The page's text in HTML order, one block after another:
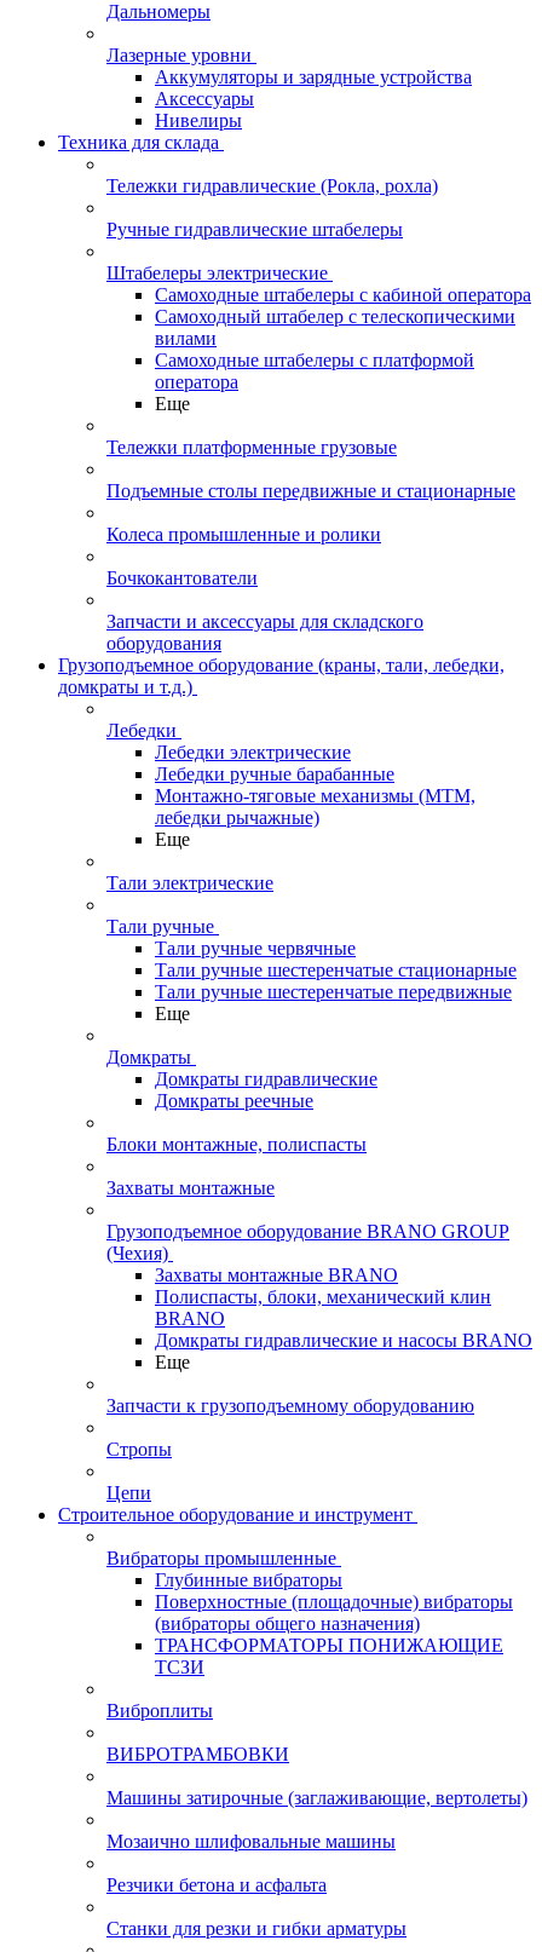
Дальномеры
Лазерные уровни
Аккумуляторы и зарядные устройства
Аксессуары
Нивелиры
Техника для склада
Тележки гидравлические (Рокла, рохла)
Ручные гидравлические штабелеры
Штабелеры электрические
Самоходные штабелеры с кабиной оператора
Самоходный штабелер с телескопическими
вилами
Самоходные штабелеры с платформой
оператора
Еще
Тележки платформенные грузовые
Подъемные столы передвижные и стационарные
Колеса промышленные и ролики
Бочкокантователи
Запчасти и аксессуары для складского
оборудования
Грузоподъемное оборудование (краны, тали, лебедки,
домкраты и т.д.)
Лебедки
Лебедки электрические
Лебедки ручные барабанные
Монтажно-тяговые механизмы (МТМ,
лебедки рычажные)
Еще
Тали электрические
Тали ручные
Тали ручные червячные
Тали ручные шестеренчатые стационарные
Тали ручные шестеренчатые передвижные
Еще
Домкраты
Домкраты гидравлические
Домкраты реечные
Блоки монтажные, полиспасты
Захваты монтажные
Грузоподъемное оборудование BRANO GROUP
(Чехия)
Захваты монтажные BRANO
Полиспасты, блоки, механический клин
BRANO
Домкраты гидравлические и насосы BRANO
Еще
Запчасти к грузоподъемному оборудованию
Стропы
Цепи
Строительное оборудование и инструмент
Вибраторы промышленные
Глубинные вибраторы
Поверхностные (площадочные) вибраторы
(вибраторы общего назначения)
ТРАНСФОРМАТОРЫ ПОНИЖАЮЩИЕ
ТСЗИ
Виброплиты
ВИБРОТРАМБОВКИ
Машины затирочные (заглаживающие, вертолеты)
Мозаично шлифовальные машины
Резчики бетона и асфальта
Станки для резки и гибки арматуры